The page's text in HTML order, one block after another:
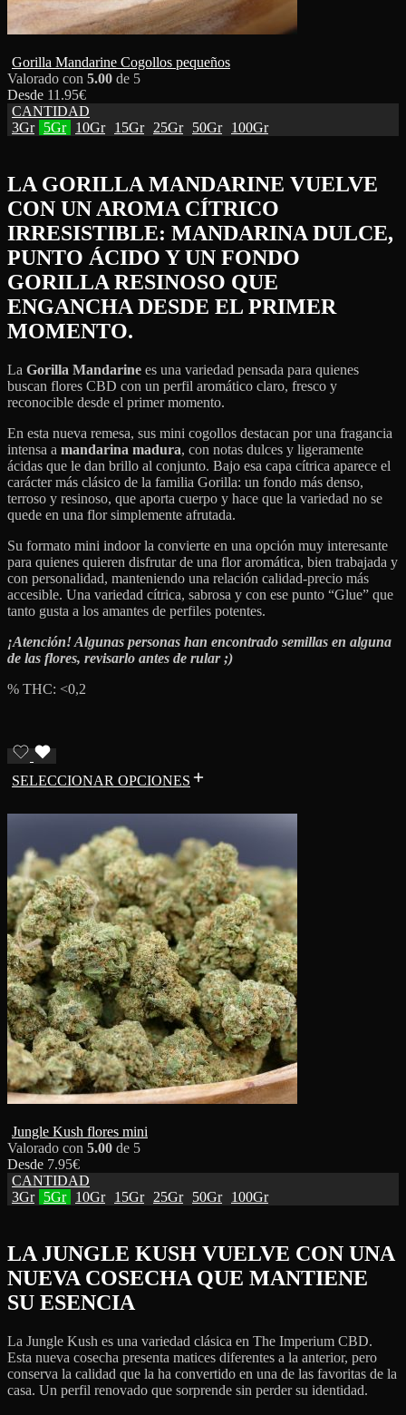
Gorilla Mandarine Cogollos pequeños
Valorado con 5.00 de 5
Desde 11.95€
CANTIDAD
3Gr
5Gr 10Gr 15Gr 25Gr 50Gr 100Gr
LA GORILLA MANDARINE VUELVE
CON UN AROMA CÍTRICO
IRRESISTIBLE: MANDARINA DULCE,
PUNTO ÁCIDO Y UN FONDO
GORILLA RESINOSO QUE
ENGANCHA DESDE EL PRIMER
MOMENTO.
La Gorilla Mandarine es una variedad pensada para quienes
buscan flores CBD con un perfil aromático claro, fresco y
reconocible desde el primer momento.
En esta nueva remesa, sus mini cogollos destacan por una fragancia
intensa a mandarina madura, con notas dulces y ligeramente
ácidas que le dan brillo al conjunto. Bajo esa capa cítrica aparece el
carácter más clásico de la familia Gorilla: un fondo más denso,
terroso y resinoso, que aporta cuerpo y hace que la variedad no se
quede en una flor simplemente afrutada.
Su formato mini indoor la convierte en una opción muy interesante
para quienes quieren disfrutar de una flor aromática, bien trabajada y
con personalidad, manteniendo una relación calidad-precio más
accesible. Una variedad cítrica, sabrosa y con ese punto “Glue” que
tanto gusta a los amantes de perfiles potentes.
¡Atención! Algunas personas han encontrado semillas en alguna
de las flores, revisarlo antes de rular ;)
% THC: <0,2
SELECCIONAR OPCIONES
Jungle Kush flores mini
Valorado con 5.00 de 5
Desde 7.95€
CANTIDAD
3Gr
5Gr 10Gr 15Gr 25Gr 50Gr 100Gr
LA JUNGLE KUSH VUELVE CON UNA
NUEVA COSECHA QUE MANTIENE
SU ESENCIA
La Jungle Kush es una variedad clásica en The Imperium CBD.
Esta nueva cosecha presenta matices diferentes a la anterior, pero
conserva la calidad que la ha convertido en una de las favoritas de la
casa. Un perfil renovado que sorprende sin perder su identidad.